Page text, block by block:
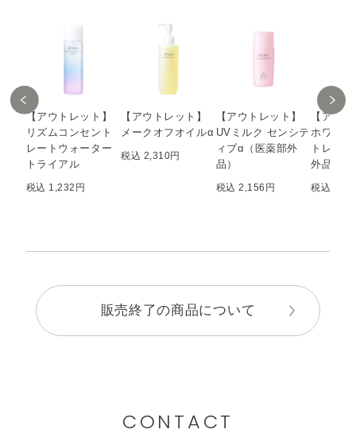
【アウトレット】
リズムコンセント
レートウォーター
トライアル
税込 1,232円
【アウトレット】
メークオフオイルα
税込 2,310円
【アウトレット】
UVミルク センシテ
ィブα（医薬部外
品）
税込 2,156円
【アウ
ホワイ
トレー
外品）
税込
販売終了の商品について
CONTACT